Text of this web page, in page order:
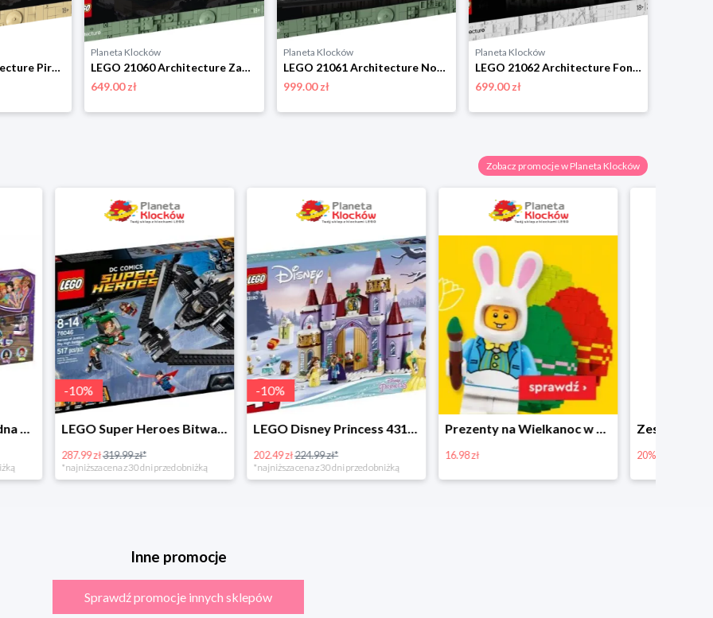
LEGO 21058 Architecture Piramida Cheopsa Lego
Planeta Klocków
LEGO 21060 Architecture Zamek Himeji Lego
649.00 zł
Planeta Klocków
LEGO 21061 Architecture Notre-Dame w Paryżu Lego
999.00 zł
Planeta Klocków
LEGO 21062 Architecture Fontanna di Trevi Lego
699.00 zł
Zobacz promocje w Planeta Klocków
LEGO Super Heroes Bitwa powietrzna w super cenie
obniżką
10 %
LEGO Disney Princess 43180 Zimowe święto w zamku Belli
202.49 zł224.99 zł*
*najniższa cena z 30 dni przed obniżką
16.98 zł
Zestawy Bitbox LEGO Vidiyo w Planecie Klocków -20%
20%
Inne promocje
Sprawdź promocje innych sklepów